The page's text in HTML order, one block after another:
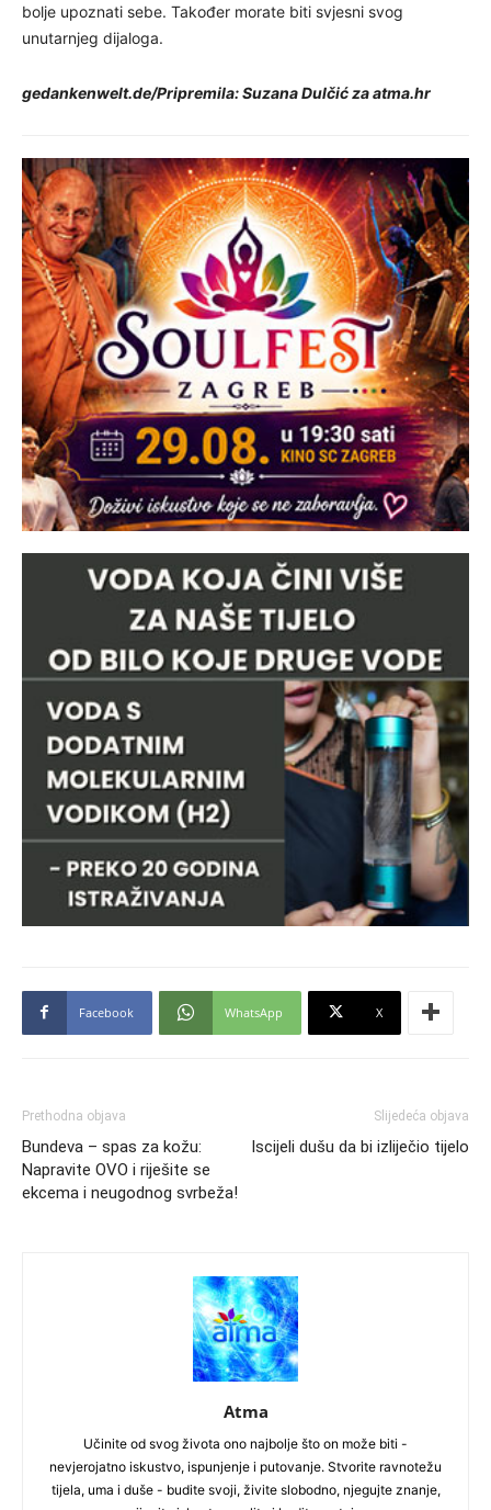
bolje upoznati sebe. Također morate biti svjesni svog
unutarnjeg dijaloga.
gedankenwelt.de/Pripremila: Suzana Dulčić za atma.hr
Facebook WhatsApp X
Prethodna objava
Bundeva – spas za kožu:
Napravite OVO i riješite se
ekcema i neugodnog svrbeža!
Slijedeća objava
Iscijeli dušu da bi izliječio tijelo
Atma
Učinite od svog života ono najbolje što on može biti -
nevjerojatno iskustvo, ispunjenje i putovanje. Stvorite ravnotežu
tijela, uma i duše - budite svoji, živite slobodno, njegujte znanje,